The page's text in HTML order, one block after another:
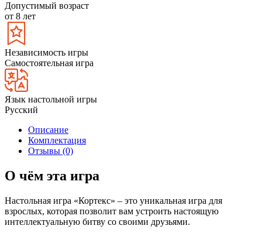
Допустимый возраст
от 8 лет
Независимость игры
Самостоятельная игра
Язык настольной игры
Русский
Описание
Комплектация
Отзывы (0)
О чём эта игра
Настольная игра «Кортекс» – это уникальная игра для
взрослых, которая позволит вам устроить настоящую
интеллектуальную битву со своими друзьями.